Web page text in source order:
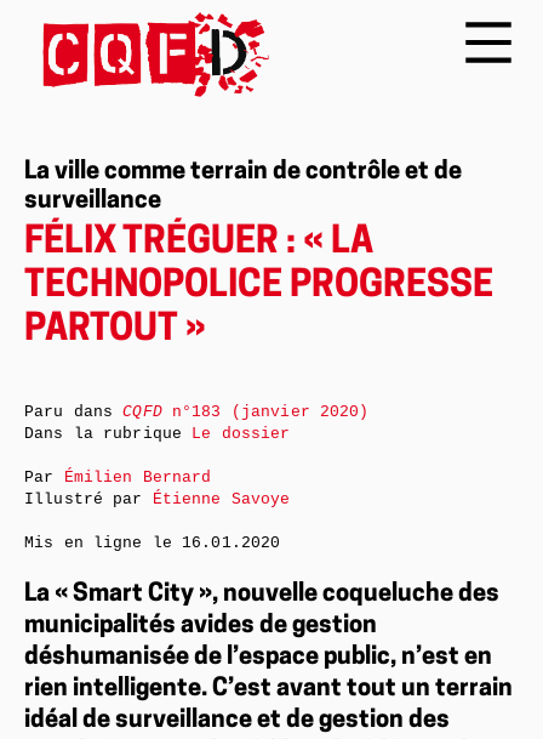
La ville comme terrain de contrôle et de
surveillance
FÉLIX TRÉGUER : « LA
TECHNOPOLICE PROGRESSE
PARTOUT »
La « Smart City », nouvelle coqueluche des
municipalités avides de gestion
déshumanisée de l’espace public, n’est en
rien intelligente. C’est avant tout un terrain
idéal de surveillance et de gestion des
Paru dansCQFDn°183 (janvier 2020)
Dans la rubrique Le dossier
Par Émilien Bernard
Illustré par Étienne Savoye
Mis en ligne le 16.01.2020